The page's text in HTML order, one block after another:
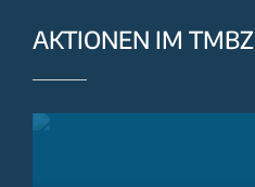
AKTIONEN IM TMBZ